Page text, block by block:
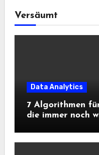
Versäumt
Data Analytics
7 Algorithmen
die immer noch